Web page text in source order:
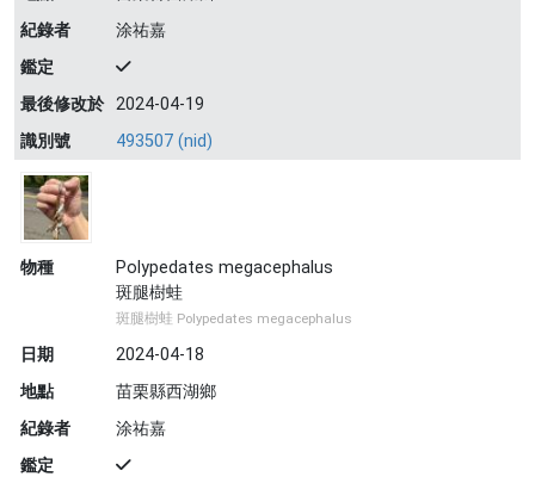
紀錄者
涂祐嘉
鑑定
最後修改於 2024-04-19
識別號
493507 (nid)
物種
Polypedates megacephalus
斑腿樹蛙
斑腿樹蛙 Polypedates megacephalus
日期
2024-04-18
地點
苗栗縣西湖鄉
紀錄者
涂祐嘉
鑑定